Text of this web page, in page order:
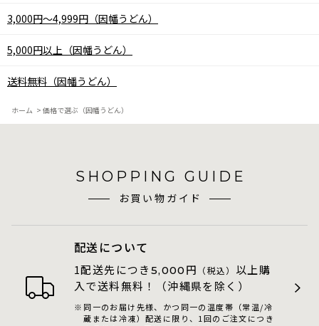
3,000円～4,999円（因幡うどん）
5,000円以上（因幡うどん）
送料無料（因幡うどん）
ホーム > 価格で選ぶ（因幡うどん）
SHOPPING GUIDE
お買い物ガイド
配送について
1配送先につき 5,000 円 （税込） 以上購
入で送料無料！（沖縄県を除く）
同一のお届け先様、かつ同一の温度帯（常温/冷
蔵または冷凍）配送に限り、1回のご注文につき